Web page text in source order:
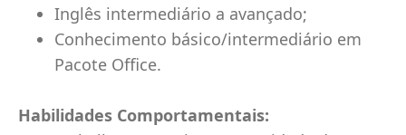
Inglês intermediário a avançado;
Conhecimento básico/intermediário em
Pacote Office.
Habilidades Comportamentais: